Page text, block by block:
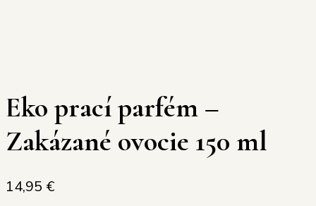
Eko prací parfém –
Zakázané ovocie 150 ml
14,95 €